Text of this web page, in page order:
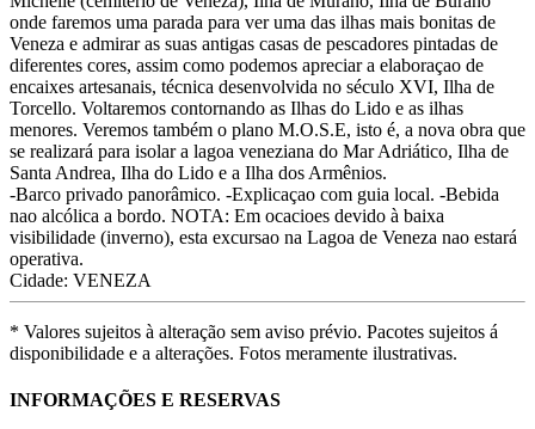
onde faremos uma parada para ver uma das ilhas mais bonitas de
Veneza e admirar as suas antigas casas de pescadores pintadas de
diferentes cores, assim como podemos apreciar a elaboraçao de
encaixes artesanais, técnica desenvolvida no século XVI, Ilha de
Torcello. Voltaremos contornando as Ilhas do Lido e as ilhas
menores. Veremos também o plano M.O.S.E, isto é, a nova obra que
se realizará para isolar a lagoa veneziana do Mar Adriático, Ilha de
Santa Andrea, Ilha do Lido e a Ilha dos Armênios.
-Barco privado panorâmico. -Explicaçao com guia local. -Bebida
nao alcólica a bordo. NOTA: Em ocacioes devido à baixa
visibilidade (inverno), esta excursao na Lagoa de Veneza nao estará
operativa.
Cidade: VENEZA
* Valores sujeitos à alteração sem aviso prévio. Pacotes sujeitos á
disponibilidade e a alterações. Fotos meramente ilustrativas.
INFORMAÇÕES E RESERVAS